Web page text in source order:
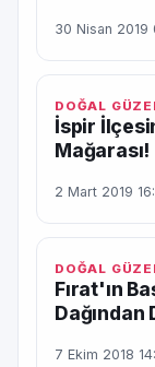
30 Nisan 2019
DOĞAL
İspir
Mağarası!
2 Mart 2019
DOĞAL
Fırat'ın
Dağından
7 Ekim 2018